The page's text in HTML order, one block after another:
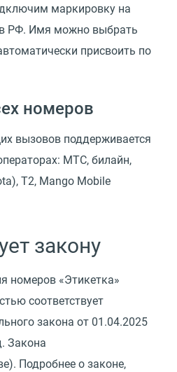
маркировку на
РФ. Имя можно выбрать
присвоить по
номеров
вызовов поддерживается
МТС, билайн,
Т2, Mango Mobile
закону
номеров «Этикетка»
соответствует
закона от 01.04.2025
Закона
Подробнее о законе,